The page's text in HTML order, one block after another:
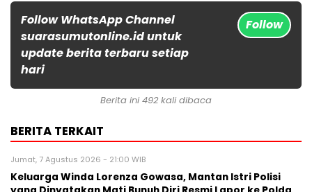
Follow WhatsApp Channel
suarasumutonline.id untuk
update berita terbaru setiap
hari
Follow
Berita ini 492 kali dibaca
BERITA TERKAIT
Jumat, 7 Agustus 2026 - 21:00 WIB
Keluarga Winda Lorenza Gowasa, Mantan Istri Polisi